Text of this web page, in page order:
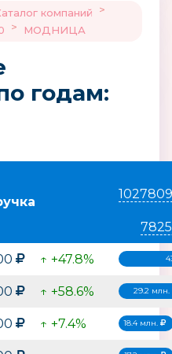
компаний
>
> МОДНИЦА
годам:
↑ +47.8%
↑ +58.6% 29.2 млн.
↑ +7.4% 18.4 млн.